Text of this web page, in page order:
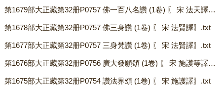
第1679部大正藏第32册P0757 佛一百八名讚 (1卷) 〖 宋 法天譯〗.txt
第1678部大正藏第32册P0757 佛三身讚 (1卷) 〖 宋 法賢譯〗.txt
第1677部大正藏第32册P0757 三身梵讚 (1卷) 〖 宋 法賢譯〗.txt
第1676部大正藏第32册P0756 廣大發願頌 (1卷) 〖 宋 施護等譯〗.txt
第1675部大正藏第32册P0754 讚法界頌 (1卷) 〖 宋 施護譯〗.txt